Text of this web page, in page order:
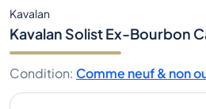
Kavalan
Kavalan Solist Ex-Bourbon
Condition: Comme neuf & non